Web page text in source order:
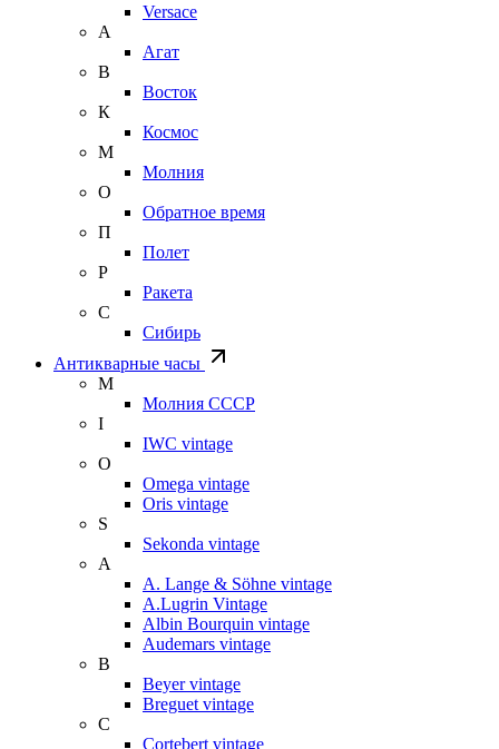
Versace
А
Агат
В
Восток
К
Космос
М
Молния
О
Обратное время
П
Полет
Р
Ракета
С
Сибирь
Антикварные часы
М
Молния СССР
I
IWC vintage
O
Omega vintage
Oris vintage
S
Sekonda vintage
A
A. Lange & Söhne vintage
A.Lugrin Vintage
Albin Bourquin vintage
Audemars vintage
B
Beyer vintage
Breguet vintage
C
Cortebert vintage